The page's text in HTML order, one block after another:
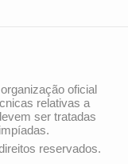
oficial
relativas a
ser tratadas
reservados.